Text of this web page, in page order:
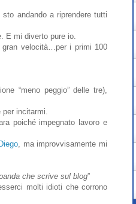
andando a riprendere tutti
E mi diverto pure io.
gran velocità…per i primi 100
“meno peggio” delle tre),
per incitarmi.
poiché impegnato lavoro e
Diego, ma improvvisamente mi
che scrive sul blog”
molti idioti che corrono